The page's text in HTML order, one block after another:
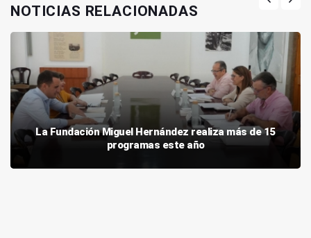
NOTICIAS RELACIONADAS
La Fundación Miguel Hernández realiza más de 15
programas este año